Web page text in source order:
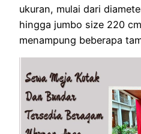
ukuran, mulai dari
hingga jumbo size 220
menampung beberapa